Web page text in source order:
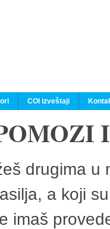
COI izveštaji
drugima
a koji
imaš